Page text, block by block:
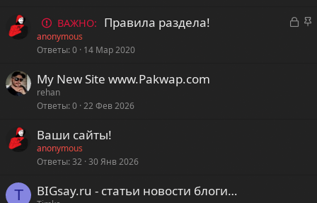
е
З
З
ВАЖНО: Правила раздела!
anonymous
Ответы 0 14 Мар 2020
My New Site www.Pakwap.com
rehan
Ответы 0 22 Фев 2026
Ваши сайты!
anonymous
Ответы 32 30 Янв 2026
T BIGsay.ru - статьи новости блоги…